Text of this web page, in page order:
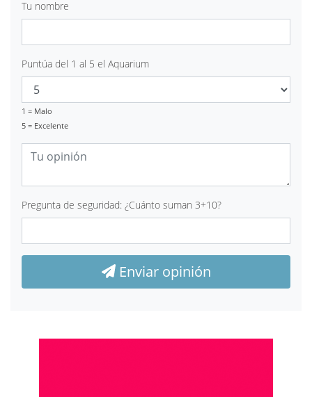
Tu nombre
Puntúa del 1 al 5 el Aquarium
1 = Malo
5 = Excelente
Pregunta de seguridad: ¿Cuánto suman 3+10?
Enviar opinión